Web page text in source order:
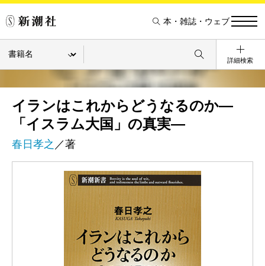
本・雑誌・ウェブ
詳細検索
イランはこれからどうなるのか―
「イスラム大国」の真実―
春日孝之 ／著